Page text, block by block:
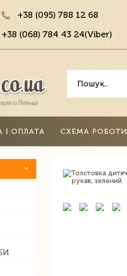
+38 (095) 788 12 68
+38 (068) 784 43 24(Viber)
І ОПЛАТА СХЕМА РОБОТИ